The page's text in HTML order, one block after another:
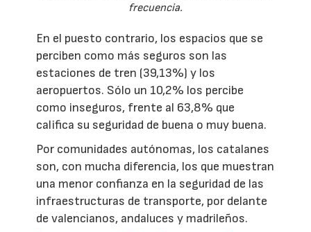
frecuencia.
En el puesto contrario, los espacios que se
perciben como más seguros son las
estaciones de tren (39,13%) y los
aeropuertos. Sólo un 10,2% los percibe
como inseguros, frente al 63,8% que
califica su seguridad de buena o muy buena.
Por comunidades autónomas, los catalanes
son, con mucha diferencia, los que muestran
una menor confianza en la seguridad de las
infraestructuras de transporte, por delante
de valencianos, andaluces y madrileños.